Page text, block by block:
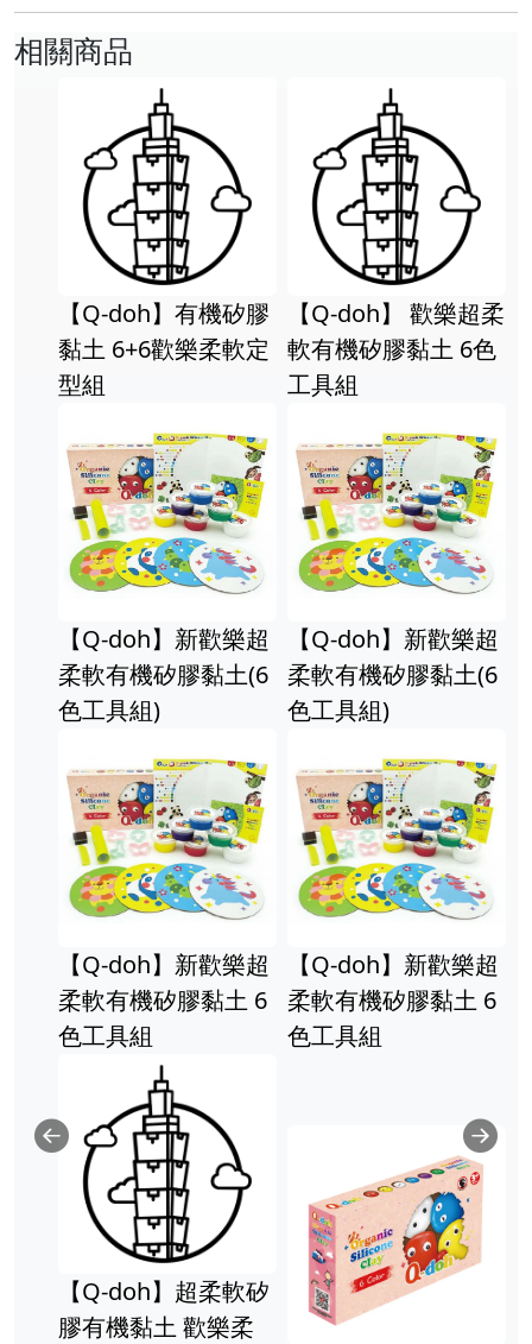
相關商品
【Q-doh】有機矽膠
黏土 6+6歡樂柔軟定
型組
【Q-doh】 歡樂超柔
軟有機矽膠黏土 6色
工具組
【Q-doh】新歡樂超
柔軟有機矽膠黏土(6
色工具組)
【Q-doh】新歡樂超
柔軟有機矽膠黏土(6
色工具組)
【Q-doh】新歡樂超
柔軟有機矽膠黏土 6
色工具組
【Q-doh】新歡樂超
柔軟有機矽膠黏土 6
色工具組
【Q-doh】超柔軟矽
膠有機黏土 歡樂柔
Previous